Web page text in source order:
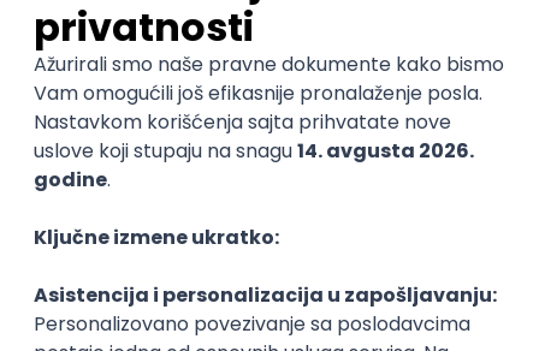
Software Developer
mts sistemi i integracije
Odgovara na prijave
Beograd
14.08.2026.
PHP MySQL Linux SOAP Git Windows
Docker
REST
Laravel @
POSLOVI NA MAIL
KATEGORIJA
TEHNOLOGIJA
POSLODAVAC
GRAD